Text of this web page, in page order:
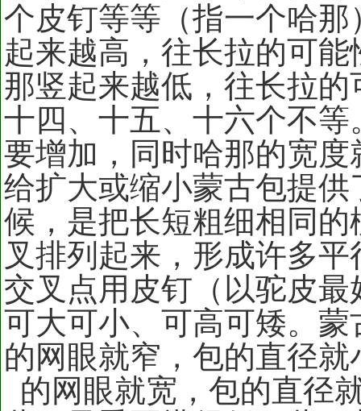
个皮钉等等（指一个哈
起来越高，往长拉的可
那竖起来越低，往长拉
十四、十五、十六个不
要增加，同时哈那的宽
给扩大或缩小蒙古包提
候，是把长短粗细相同
叉排列起来，形成许多
交叉点用皮钉（以驼皮
可大可小、可高可矮。
的网眼就窄，包的直径
的网眼就宽，包的直径